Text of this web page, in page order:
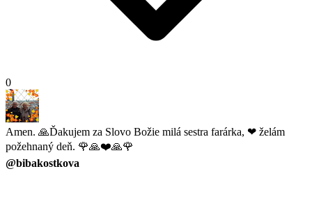
0
Amen. 🙏Ďakujem za Slovo Božie milá sestra farárka, ❤ želám
požehnaný deň. 🌹🙏❤️🙏🌹
@bibakostkova